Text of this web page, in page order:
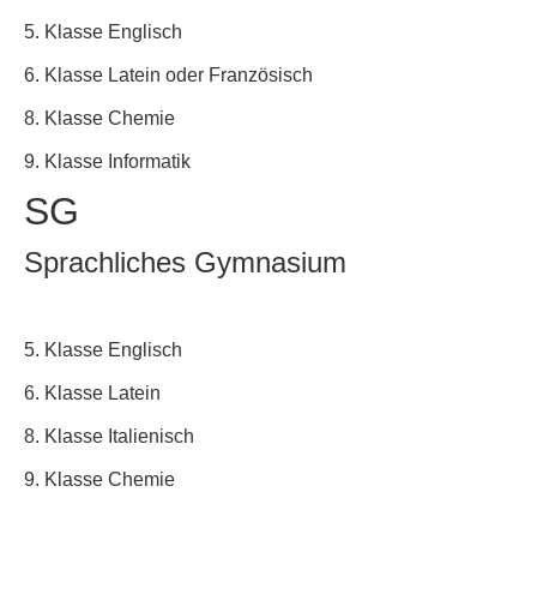
5. Klasse Englisch
6. Klasse Latein oder Französisch
8. Klasse Chemie
9. Klasse Informatik
SG
Sprachliches Gymnasium
5. Klasse Englisch
6. Klasse Latein
8. Klasse Italienisch
9. Klasse Chemie